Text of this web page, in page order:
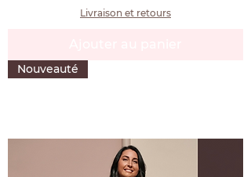
Livraison et retours
Nouveauté